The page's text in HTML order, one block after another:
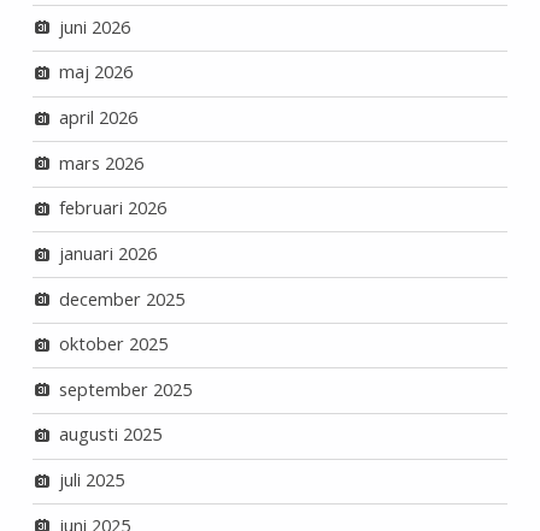
juni 2026
maj 2026
april 2026
mars 2026
februari 2026
januari 2026
december 2025
oktober 2025
september 2025
augusti 2025
juli 2025
juni 2025